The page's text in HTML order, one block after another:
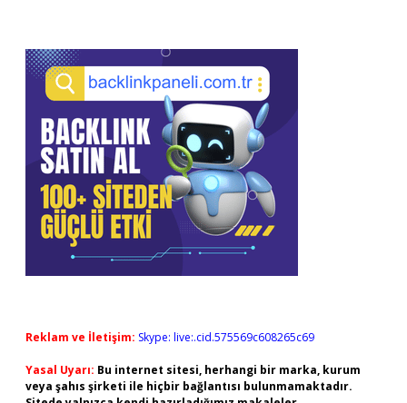
Reklam ve İletişim: Skype: live:.cid.575569c608265c69
Yasal Uyarı: Bu internet sitesi, herhangi bir marka, kurum
veya şahıs şirketi ile hiçbir bağlantısı bulunmamaktadır.